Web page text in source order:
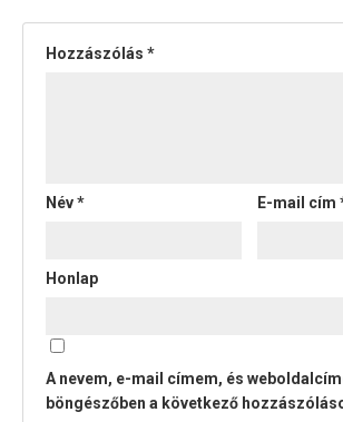
Hozzászólás *
Név* E-mail cím
Honlap
A nevem, e-mail címem, és
böngészőben a következő